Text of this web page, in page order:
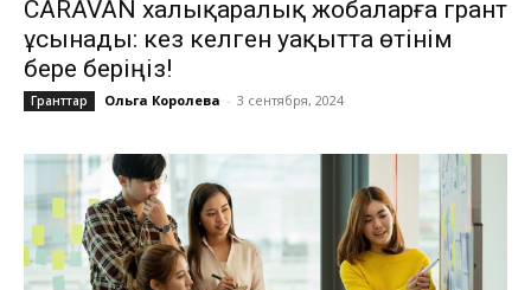
CARAVAN халықаралық жобаларға грант
ұсынады: кез келген уақытта өтінім
бере беріңіз!
Гранттар Ольга Королева - 3 сентября, 2024